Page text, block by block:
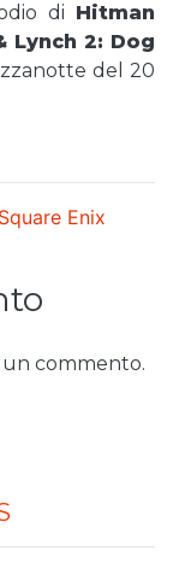
di Hitman
Lynch 2: Dog
del 20
Square Enix
commento.